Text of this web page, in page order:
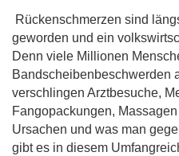
Rückenschmerzen sind
geworden und ein
Denn viele Millionen
Bandscheibenbeschwerden
verschlingen Arztbesuche,
Fangopackungen,
Ursachen und was man
gibt es in diesem